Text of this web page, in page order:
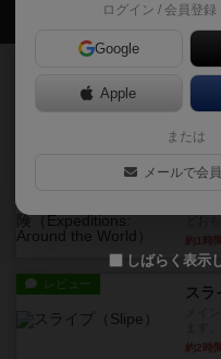
会員
ア
大好
って
44分前
エ
クラ
約1時
レビュー スラ
約2時
ログイン / 会員登録
Google
Apple
または
メールで会
しばらく表示